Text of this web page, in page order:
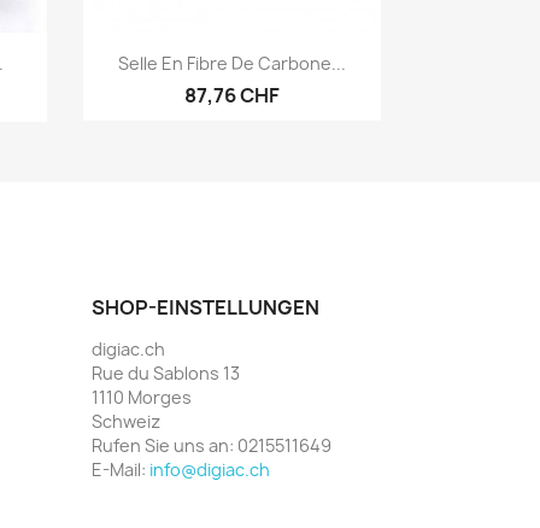
Vorschau
Selle En Fibre De Carbone...
87,76 CHF
SHOP-EINSTELLUNGEN
digiac.ch
Rue du Sablons 13
1110 Morges
Schweiz
Rufen Sie uns an: 0215511649
E-Mail: info@digiac.ch